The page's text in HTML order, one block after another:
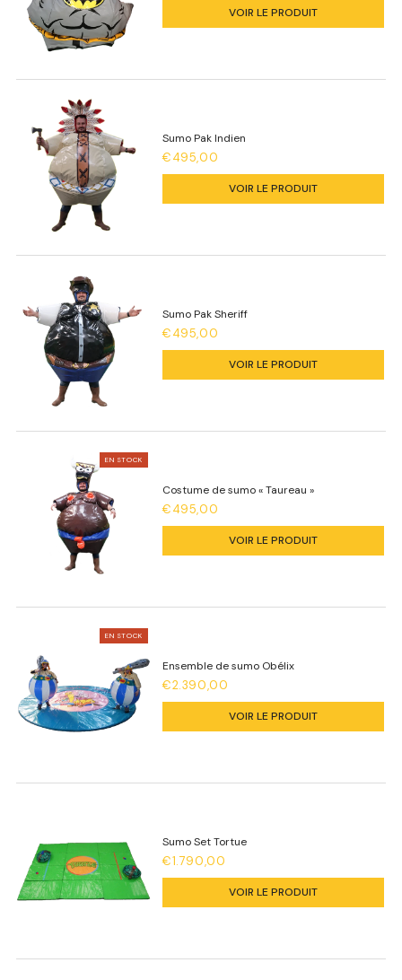
VOIR LE PRODUIT
Sumo Pak Indien
€495,00
VOIR LE PRODUIT
Sumo Pak Sheriff
€495,00
VOIR LE PRODUIT
EN STOCK
Costume de sumo « Taureau »
€495,00
VOIR LE PRODUIT
EN STOCK
Ensemble de sumo Obélix
€2.390,00
VOIR LE PRODUIT
Sumo Set Tortue
€1.790,00
VOIR LE PRODUIT